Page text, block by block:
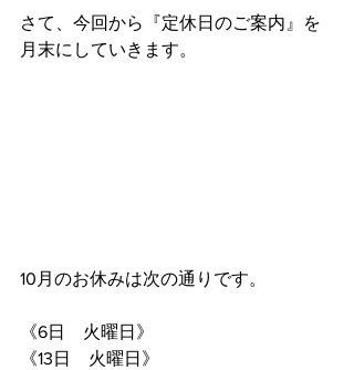
さて、今回から『定休日のご案内』を
月末にしていきます。
10月のお休みは次の通りです。
《6日　火曜日》
《13日　火曜日》